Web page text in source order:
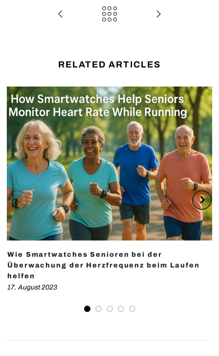
RELATED ARTICLES
Wie Smartwatches Senioren bei der
Überwachung der Herzfrequenz beim Laufen
helfen
17. August 2023